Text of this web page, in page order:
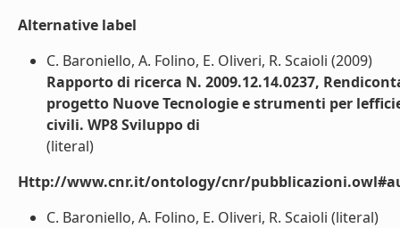
Alternative label
C. Baroniello, A. Folino, E. Oliveri, R. Scaioli (2009)
Rapporto di ricerca N. 2009.12.14.0237,
progetto Nuove Tecnologie e strumenti per
civili. WP8 Sviluppo di
(literal)
Http://www.cnr.it/ontology/cnr/
C. Baroniello, A. Folino, E. Oliveri, R. Scaioli (literal)